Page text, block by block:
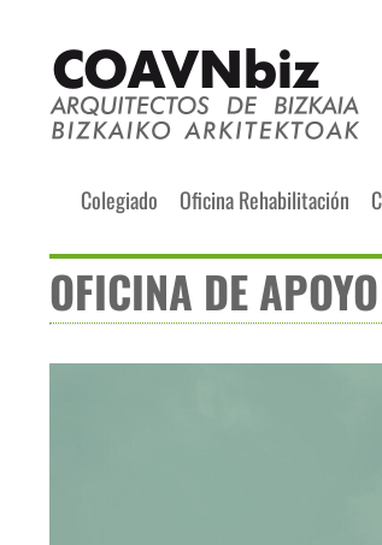
Buscar:
Colegiado Oficina Rehabilitación
OFICINA DE